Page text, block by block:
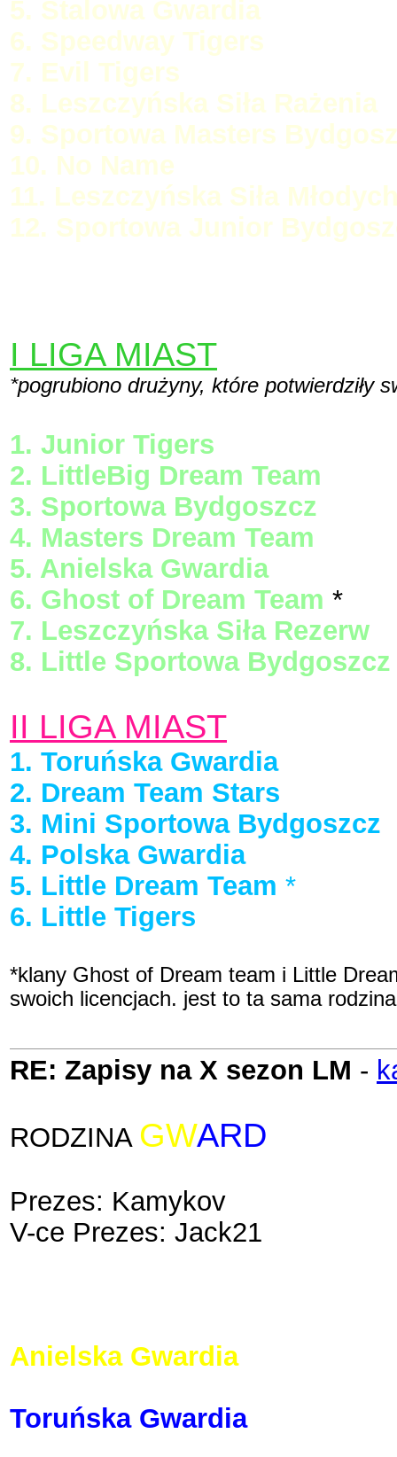
5. Stalowa Gwardia
6. Speedway Tigers
7. Evil Tigers
8. Leszczyńska Siła Rażenia
9. Sportowa Masters
10. No Name
11. Leszczyńska Siła
12. Sportowa Junior
I LIGA MIAST
*pogrubiono drużyny, które potwierdziły
1. Junior Tigers
2. LittleBig Dream Team
3. Sportowa Bydgoszcz
4. Masters Dream Team
5. Anielska Gwardia
6. Ghost of Dream Team *
7. Leszczyńska Siła Rezerw
8. Little Sportowa Bydgoszcz
II LIGA MIAST
1. Toruńska Gwardia
2. Dream Team Stars
3. Mini Sportowa Bydgoszcz
4. Polska Gwardia
5. Little Dream Team *
6. Little Tigers
*klany Ghost of Dream team i Little
swoich licencjach. jest to ta sama
RE: Zapisy na X sezon LM -
RODZINA GWARD
Prezes: Kamykov
V-ce Prezes: Jack21
Anielska Gwardia
Toruńska Gwardia